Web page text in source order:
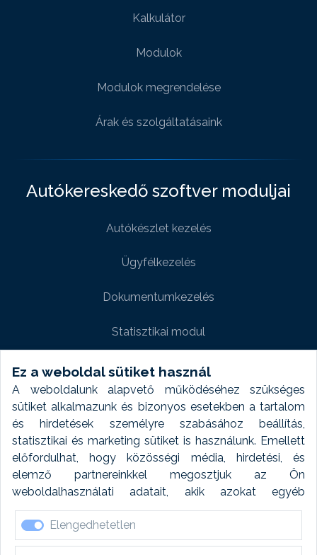
Ez a weboldal sütiket használ
A weboldalunk alapvető működéséhez szükséges
sütiket alkalmazunk és bizonyos esetekben a tartalom
és hirdetések személyre szabásához beállítás,
statisztikai és marketing sütiket is használunk. Emellett
előfordulhat, hogy közösségi média, hirdetési, és
elemző partnereinkkel megosztjuk az Ön
weboldalhasználati adatait, akik azokat egyéb
forrásokból gyűjtött adatokkal kombinálhatják. A sütik
elfogadásával kapcsolatosan naplózást végzünk és
ezen adatokat 6 hónap után automatikusan töröljük. A
Elengedhetetlen
Kalkulátor
Modulok
Modulok megrendelése
Árak és szolgáltatásaink
Autókereskedő szoftver moduljai
Autókészlet kezelés
Ügyfélkezelés
Dokumentumkezelés
Statisztikai modul
Weboldal modul
Fényképtár extra modul
Autómosó modul
Feladatütemezés